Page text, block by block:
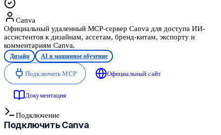
Canva
Официальный удаленный MCP-сервер Canva для доступа ИИ-
ассистентов к дизайнам, ассетам, бренд-китам, экспорту и
комментариям Canva.
Дизайн AI и машинное обучение
Подключить MCP Официальный сайт
Документация
Подключение
ПодключитьCanva